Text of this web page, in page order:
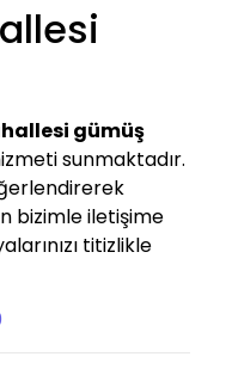
gümüş
sunmaktadır.
bizimle iletişime
titizlikle